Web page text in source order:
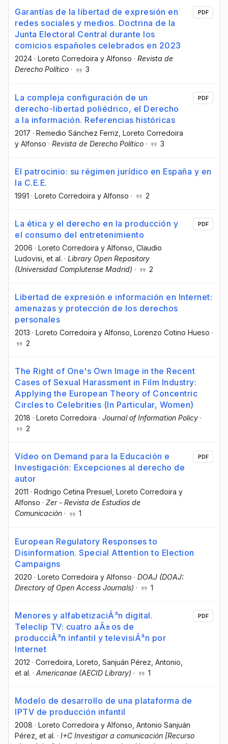
Garantías de la libertad de expresión en
redes sociales y medios. Doctrina de la
Junta Electoral Central durante los
comicios españoles celebrados en 2023
2024 · Loreto Corredoira y Alfonso · Revista de
Derecho Político · 3
PDF
La compleja configuración de un
derecho-libertad poliédrico, el Derecho
a la información. Referencias históricas
2017 · Remedio Sánchez Ferriz , Loreto Corredoira
y Alfonso · Revista de Derecho Político · 3
PDF
El patrocinio: su régimen jurídico en España y en
la C.E.E.
1991 · Loreto Corredoira y Alfonso · 2
La ética y el derecho en la producción y
el consumo del entretenimiento
2006 · Loreto Corredoira y Alfonso , Claudio
Ludovisi , et al. · Library Open Repository
(Universidad Complutense Madrid) · 2
PDF
Libertad de expresión e información en Internet:
amenazas y protección de los derechos
personales
2013 · Loreto Corredoira y Alfonso , Lorenzo Cotino Hueso ·
2
The Right of One's Own Image in the Recent
Cases of Sexual Harassment in Film Industry:
Applying the European Theory of Concentric
Circles to Celebrities (In Particular, Women)
2018 · Loreto Corredoira · Journal of Information Policy ·
2
Vídeo on Demand para la Educación e
Investigación: Excepciones al derecho de
autor
2011 · Rodrigo Cetina Presuel , Loreto Corredoira y
Alfonso · Zer - Revista de Estudios de
Comunicación · 1
PDF
European Regulatory Responses to
Disinformation. Special Attention to Election
Campaigns
2020 · Loreto Corredoira y Alfonso · DOAJ (DOAJ:
Directory of Open Access Journals) · 1
Menores y alfabetizaciÃ³n digital.
Teleclip TV: cuatro aÃ±os de
producciÃ³n infantil y televisiÃ³n por
Internet
2012 · Corredoira, Loreto , Sanjuán Pérez, Antonio
et al. · Americanae (AECID Library) · 1
PDF
Modelo de desarrollo de una plataforma de
IPTV de producción infantil
2008 · Loreto Corredoira y Alfonso , Antonio Sanjuán
Pérez , et al. · I+C Investigar a comunicación [Recurso